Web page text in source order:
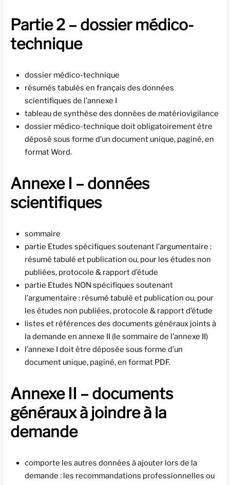
Partie 2 – dossier médico-
technique
dossier médico-technique
résumés tabulés en français des données
scientifiques de l’annexe I
tableau de synthèse des données de matériovigilance
dossier médico-technique doit obligatoirement être
déposé sous forme d’un document unique, paginé, en
format Word.
Annexe I – données
scientifiques
sommaire
partie Etudes spécifiques soutenant l’argumentaire :
résumé tabulé et publication ou, pour les études non
publiées, protocole & rapport d’étude
partie Etudes NON spécifiques soutenant
l’argumentaire : résumé tabulé et publication ou, pour
les études non publiées, protocole & rapport d’étude
listes et références des documents généraux joints à
la demande en annexe II (le sommaire de l’annexe II)
l’annexe I doit être déposée sous forme d’un
document unique, paginé, en format PDF.
Annexe II – documents
généraux à joindre à la
demande
comporte les autres données à ajouter lors de la
demande : les recommandations professionnelles ou